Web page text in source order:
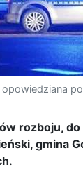
rozboju,
gmina